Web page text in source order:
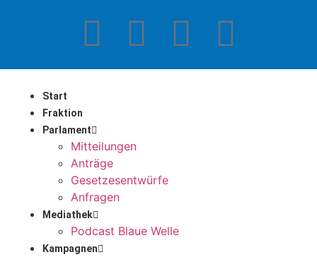
Start
Fraktion
Parlament
Mitteilungen
Anträge
Gesetzesentwürfe
Anfragen
Mediathek
Podcast Blaue Welle
Kampagnen